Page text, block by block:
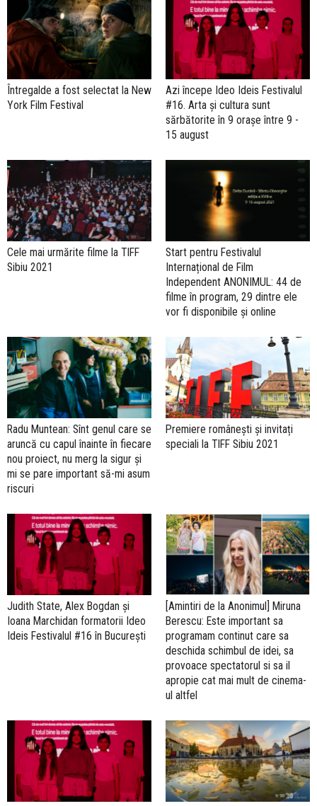
Întregalde a fost selectat la New
York Film Festival
Azi începe Ideo Ideis Festivalul
#16. Arta și cultura sunt
sărbătorite în 9 orașe între 9 -
15 august
Cele mai urmărite filme la TIFF
Sibiu 2021
Start pentru Festivalul
Internațional de Film
Independent ANONIMUL: 44 de
filme în program, 29 dintre ele
vor fi disponibile și online
Radu Muntean: Sînt genul care se
aruncă cu capul înainte în fiecare
nou proiect, nu merg la sigur și
mi se pare important să-mi asum
riscuri
Premiere românești și invitați
speciali la TIFF Sibiu 2021
Judith State, Alex Bogdan și
Ioana Marchidan formatorii Ideo
Ideis Festivalul #16 în București
[Amintiri de la Anonimul] Miruna
Berescu: Este important sa
programam continut care sa
deschida schimbul de idei, sa
provoace spectatorul si sa il
apropie cat mai mult de cinema-
ul altfel